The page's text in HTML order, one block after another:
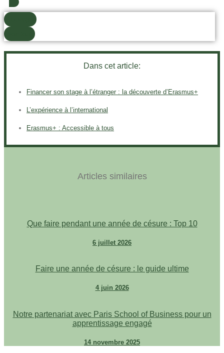
Dans cet article:
Financer son stage à l’étranger : la découverte d’Erasmus+
L’expérience à l’international
Erasmus+ : Accessible à tous
Articles similaires
Que faire pendant une année de césure : Top 10
6 juillet 2026
Faire une année de césure : le guide ultime
4 juin 2026
Notre partenariat avec Paris School of Business pour un
apprentissage engagé
14 novembre 2025